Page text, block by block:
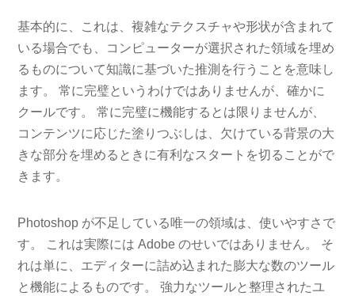
基本的に、これは、複雑なテクスチャや形状が含まれて
いる場合でも、コンピューターが選択された領域を埋め
るものについて知識に基づいた推測を行うことを意味し
ます。 常に完璧というわけではありませんが、確かに
クールです。 常に完璧に機能するとは限りませんが、
コンテンツに応じた塗りつぶしは、欠けている背景の大
きな部分を埋めるときに有利なスタートを切ることがで
きます。
Photoshop が不足している唯一の領域は、使いやすさで
す。 これは実際には Adob​​e のせいではありません。 そ
れは単に、エディターに詰め込まれた膨大な数のツール
と機能によるものです。 強力なツールと整理されたユ